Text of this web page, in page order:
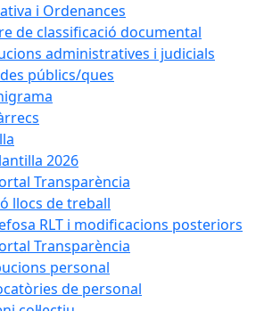
i Ordenances
de classificació documental
administratives i judicials
públics/ques
2026
Transparència
llocs de treball
RLT i modificacions posteriors
Transparència
personal
de personal